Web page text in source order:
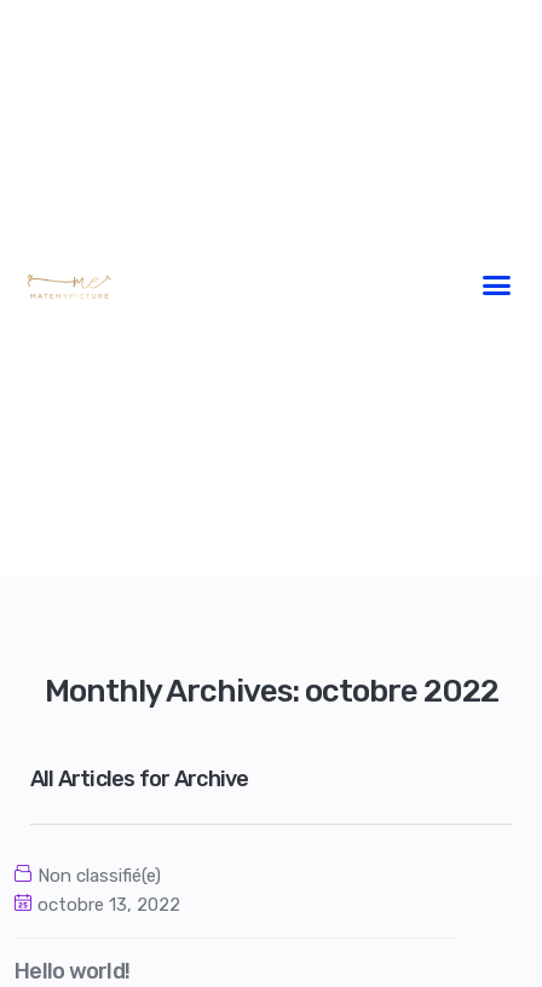
Monthly Archives: octobre 2022
All Articles for Archive
Non classifié(e)
octobre 13, 2022
Hello world!